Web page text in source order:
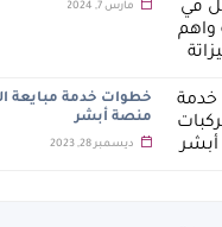
مارس 7, 2024
خطوات خدمة مبايعة
منصة أبشر
ديسمبر 28, 2023